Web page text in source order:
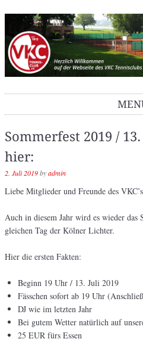
VKC
Sommerfest 2019 /
hier:
2. Juli 2019byadmin
Liebe Mitglieder und Freunde des
Auch in diesem Jahr wird es wieder das
gleichen Tag der Kölner Lichter.
Hier die ersten Fakten:
Beginn 19 Uhr / 13. Juli 2019
Fässchen sofort ab 19 Uhr
DJ wie im letzten Jahr
Bei gutem Wetter natürlich auf
25 EUR fürs Essen